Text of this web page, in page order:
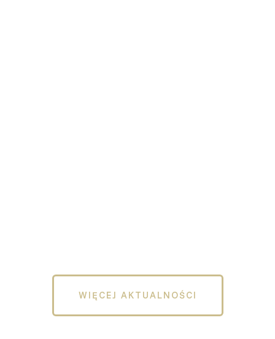
WIĘCEJ AKTUALNOŚCI